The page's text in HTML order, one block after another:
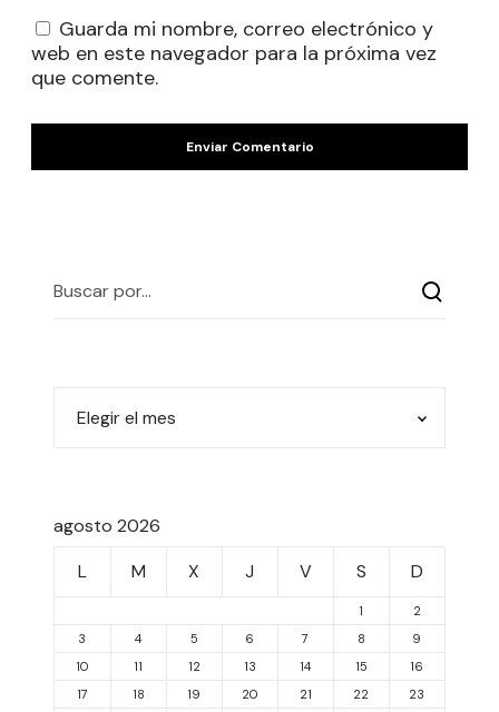
Guarda mi nombre, correo electrónico y
web en este navegador para la próxima vez
que comente.
agosto 2026
L
M X J V S D
1
2
3
4 5 6 7 8
9
10
11 12 13 14 15
16
17
18 19 20 21 22
23